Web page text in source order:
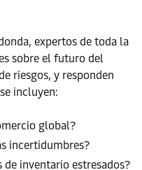
expertos de toda la
sobre el futuro del
riesgos, y responden
incluyen:
global?
incertidumbres?
de inventario estresados?